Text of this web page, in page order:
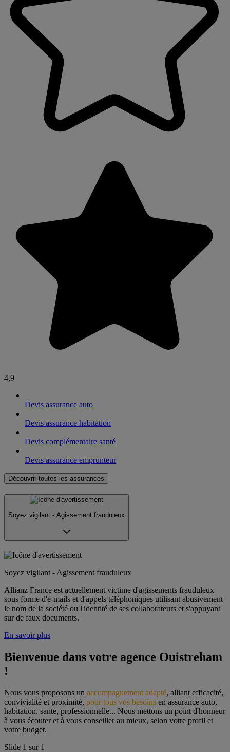
4,9
Devis assurance auto
Devis assurance habitation
Devis complémentaire santé
Devis assurance emprunteur
Découvrir toutes les assurances
Soyez vigilant - Agissement frauduleux
Soyez vigilant - Agissement frauduleux
Allianz France est actuellement victime d'agissements frauduleux
sous forme d'e-mails et d'appels téléphoniques utilisant abusivement
le nom de la société ou l'identité de ses collaborateurs et s'appuyant
sur de faux documents.
En savoir plus
Bienvenue dans votre agence Ouistreham
!
Nous vous proposons un accompagnement adapté, alliant efficacité,
convivialité et proximité, pour tous vos besoins en assurance auto,
habitation, santé, professionnelle... Nous mettons un point d'honneur
à vous écouter et à vous conseiller au mieux, selon votre profil et
votre budget.
Slide 1 sur 1